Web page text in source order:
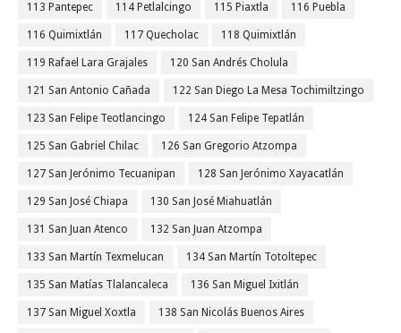
113 Pantepec 114 Petlalcingo 115 Piaxtla 116 Puebla
116 Quimixtlán 117 Quecholac 118 Quimixtlán
119 Rafael Lara Grajales 120 San Andrés Cholula
121 San Antonio Cañada 122 San Diego La Mesa Tochimiltzingo
123 San Felipe Teotlancingo 124 San Felipe Tepatlán
125 San Gabriel Chilac 126 San Gregorio Atzompa
127 San Jerónimo Tecuanipan 128 San Jerónimo Xayacatlán
129 San José Chiapa 130 San José Miahuatlán
131 San Juan Atenco 132 San Juan Atzompa
133 San Martín Texmelucan 134 San Martín Totoltepec
135 San Matías Tlalancaleca 136 San Miguel Ixitlán
137 San Miguel Xoxtla 138 San Nicolás Buenos Aires